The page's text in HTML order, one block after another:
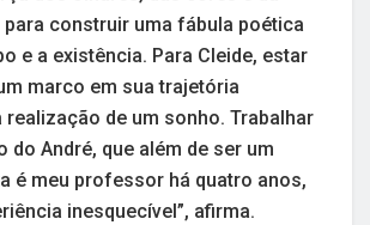
construir uma fábula poética
e a existência. Para Cleide, estar
marco em sua trajetória
realização de um sonho. Trabalhar
do André, que além de ser um
é meu professor há quatro anos,
inesquecível”, afirma.